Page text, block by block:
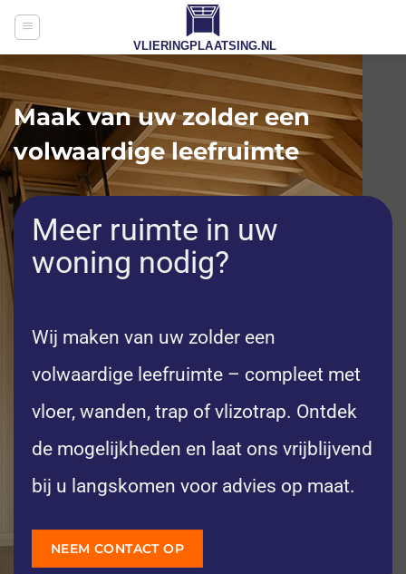
Skip
Maak van uw zolder een
volwaardige leefruimte
Meer ruimte in uw
woning nodig?
Wij maken van uw zolder een
volwaardige leefruimte – compleet met
vloer, wanden, trap of vlizotrap. Ontdek
de mogelijkheden en laat ons vrijblijvend
bij u langskomen voor advies op maat.
NEEM CONTACT OP